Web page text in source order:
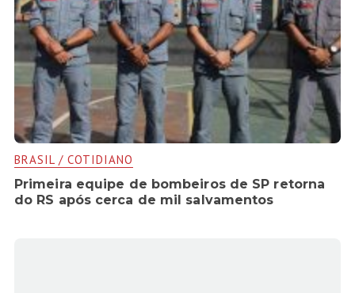
BRASIL / COTIDIANO
Primeira equipe de bombeiros de SP retorna
do RS após cerca de mil salvamentos